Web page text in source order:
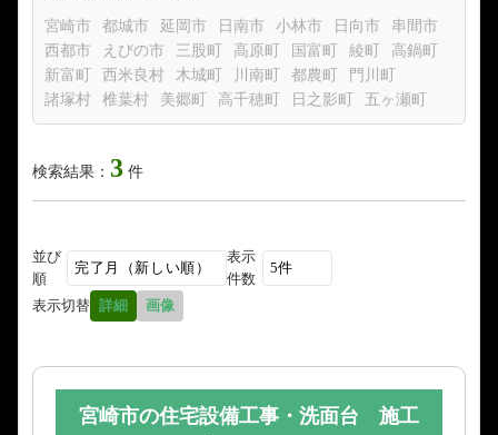
宮崎市 都城市 延岡市 日南市 小林市 日向市
串間市
西都市
えびの市 三股町 高原町 国富町 綾町
高鍋町
新富町
西米良村 木城町 川南町 都農町
門川町
諸塚村
椎葉村 美郷町 高千穂町 日之影町 五ヶ瀬町
検索結果： 3 件
並び
順
表示
件数
表示切替 詳細 画像
宮崎市の住宅設備工事・洗面台 施工